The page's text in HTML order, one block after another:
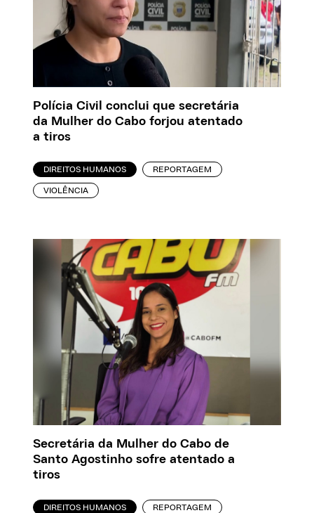
Polícia Civil conclui que secretária
da Mulher do Cabo forjou atentado
a tiros
DIREITOS HUMANOS REPORTAGEM
VIOLÊNCIA
Secretária da Mulher do Cabo de
Santo Agostinho sofre atentado a
tiros
DIREITOS HUMANOS REPORTAGEM